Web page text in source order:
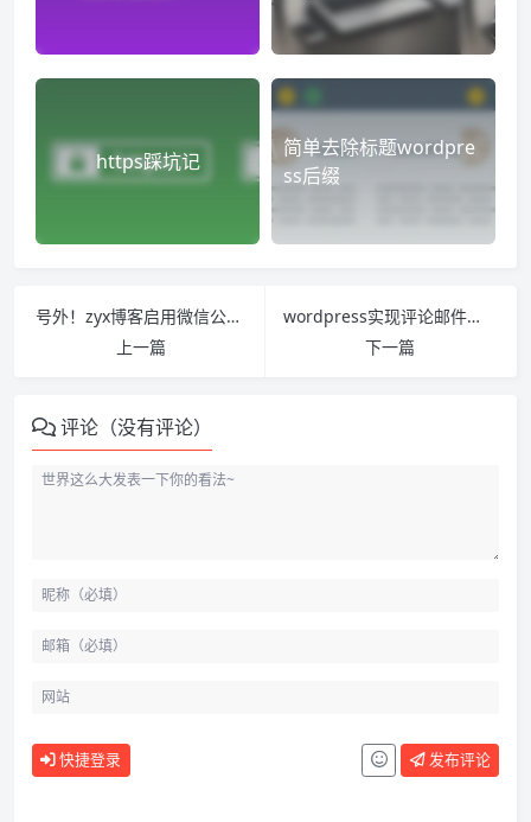
https踩坑记
简单去除标题wordpre
ss后缀
号外！zyx博客启用微信公众号及评论邮件回复功能
上一篇
wordpress实现评论邮件回复功能
下一篇
评论（没有评论）
快捷登录 发布评论